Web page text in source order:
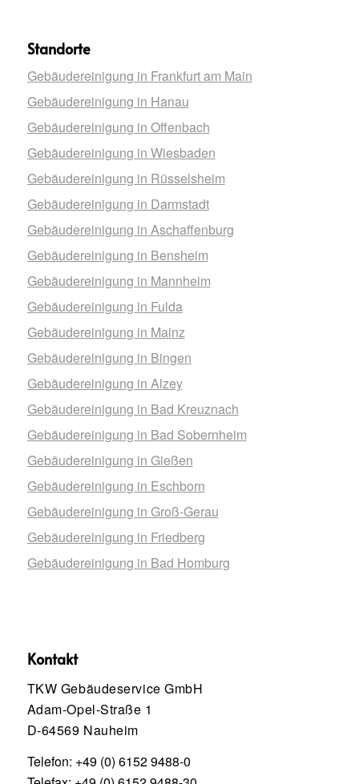
Standorte
Gebäudereinigung in Frankfurt am Main
Gebäudereinigung in Hanau
Gebäudereinigung in Offenbach
Gebäudereinigung in Wiesbaden
Gebäudereinigung in Rüsselsheim
Gebäudereinigung in Darmstadt
Gebäudereinigung in Aschaffenburg
Gebäudereinigung in Bensheim
Gebäudereinigung in Mannheim
Gebäudereinigung in Fulda
Gebäudereinigung in Mainz
Gebäudereinigung in Bingen
Gebäudereinigung in Alzey
Gebäudereinigung in Bad Kreuznach
Gebäudereinigung in Bad Sobernheim
Gebäudereinigung in Gießen
Gebäudereinigung in Eschborn
Gebäudereinigung in Groß-Gerau
Gebäudereinigung in Friedberg
Gebäudereinigung in Bad Homburg
Kontakt
TKW Gebäudeservice GmbH
Adam-Opel-Straße 1
D-64569 Nauheim
Telefon: +49 (0) 6152 9488-0